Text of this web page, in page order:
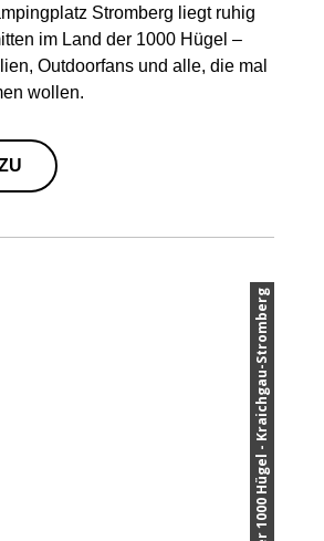
Stromberg liegt ruhig
im Land der 1000 Hügel –
Outdoorfans und alle, die mal
wollen.
© Land der 1000 Hügel - Kraichgau-Stromberg